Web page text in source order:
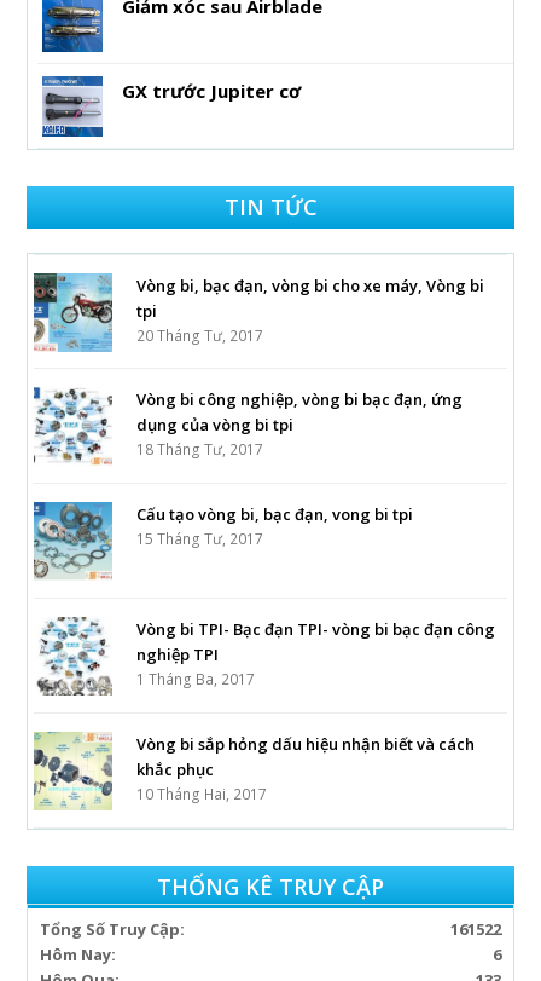
Giảm xóc sau Airblade
GX trước Jupiter cơ
TIN TỨC
Vòng bi, bạc đạn, vòng bi cho xe máy, Vòng bi
tpi
20 Tháng Tư, 2017
Vòng bi công nghiệp, vòng bi bạc đạn, ứng
dụng của vòng bi tpi
18 Tháng Tư, 2017
Cấu tạo vòng bi, bạc đạn, vong bi tpi
15 Tháng Tư, 2017
Vòng bi TPI- Bạc đạn TPI- vòng bi bạc đạn công
nghiệp TPI
1 Tháng Ba, 2017
Vòng bi sắp hỏng dấu hiệu nhận biết và cách
khắc phục
10 Tháng Hai, 2017
THỐNG KÊ TRUY CẬP
161522
Tổng Số Truy Cập:
6
Hôm Nay: